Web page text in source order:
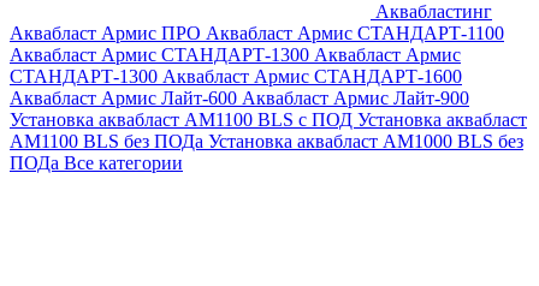
Аквабластинг
Аквабласт Армис ПРО Аквабласт Армис СТАНДАРТ-1100
Аквабласт Армис СТАНДАРТ-1300 Аквабласт Армис
СТАНДАРТ-1300 Аквабласт Армис СТАНДАРТ-1600
Аквабласт Армис Лайт-600 Аквабласт Армис Лайт-900
Установка аквабласт AM1100 BLS с ПОД Установка аквабласт
AM1100 BLS без ПОДа Установка аквабласт AM1000 BLS без
ПОДа Все категории